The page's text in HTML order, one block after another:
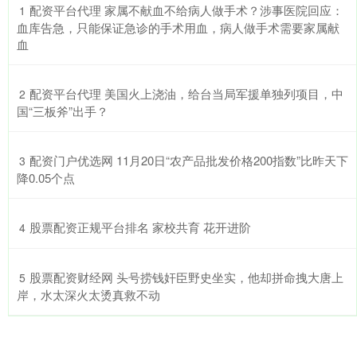
1 ​配资平台代理 家属不献血不给病人做手术？涉事医院回应：
血库告急，只能保证急诊的手术用血，病人做手术需要家属献
血
2 ​配资平台代理 美国火上浇油，给台当局军援单独列项目，中
国“三板斧”出手？
3 ​配资门户优选网 11月20日“农产品批发价格200指数”比昨天下
降0.05个点
4 ​股票配资正规平台排名 家校共育 花开进阶
5 ​股票配资财经网 头号捞钱奸臣野史坐实，他却拼命拽大唐上
岸，水太深火太烫真救不动